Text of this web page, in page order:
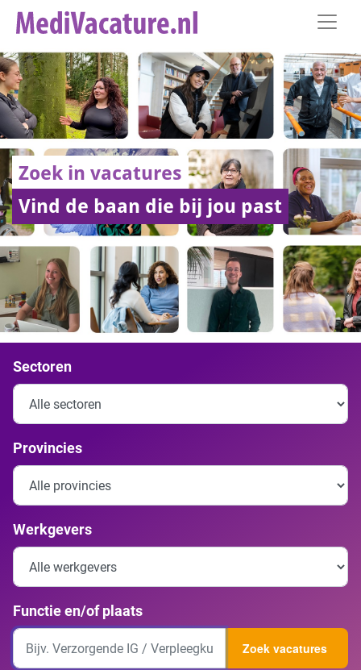
Zoek in vacatures
Vind de baan die bij jou past
Sectoren
Provincies
Werkgevers
Functie en/of plaats
Zoek vacatures